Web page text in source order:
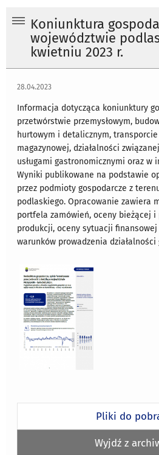
Koniunktura
województwie
kwietniu 2023 r.
28.04.2023
Informacja dotycząca koniunktury
przetwórstwie przemysłowym,
hurtowym i detalicznym,
magazynowej, działalności
usługami gastronomicznymi oraz
Wyniki publikowane na podstawie
przez podmioty gospodarcze z
podlaskiego. Opracowanie zawiera
portfela zamówień, oceny bieżącej i
produkcji, oceny sytuacji
warunków prowadzenia działalności
Pliki do
Wyjdź z